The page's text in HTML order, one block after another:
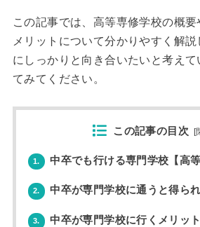
この記事では、高等専修学校の概
メリットについて分かりやすく解
にしっかりと向き合いたいと考え
てみてください。
この記事の目次 [
1. 中卒でも行ける専門学校【高
2. 中卒が専門学校に通うと得ら
3. 中卒が専門学校に行くメリット